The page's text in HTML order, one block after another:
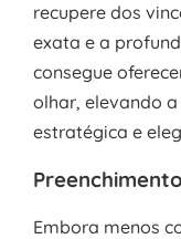
recupere dos
exata e a
consegue
olhar, elevando
estratégica e
Embora menos